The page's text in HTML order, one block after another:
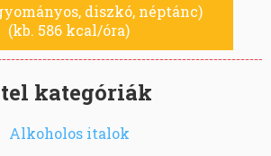
diszkó, néptánc)
(kb. 586 kcal/óra)
kategóriák
Alkoholos italok